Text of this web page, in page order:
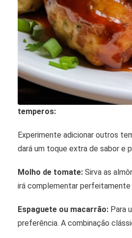
temperos:
Experimente adicionar outros
dará um toque extra de sabor e
Molho de tomate: Sirva as
irá complementar perfeitamente
Espaguete ou macarrão: Para
preferência. A combinação